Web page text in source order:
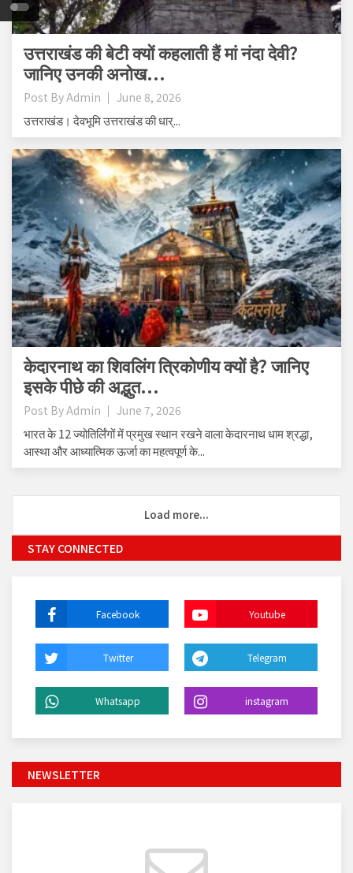
उत्तराखंड की बेटी क्यों कहलाती हैं मां नंदा देवी?
जानिए उनकी अनोख...
Post ByAdmin June 8, 2026
उत्तराखंड। देवभूमि उत्तराखंड की धार्...
केदारनाथ का शिवलिंग त्रिकोणीय क्यों है? जानिए
इसके पीछे की अद्भुत...
Post ByAdmin June 7, 2026
भारत के 12 ज्योतिर्लिंगों में प्रमुख स्थान रखने वाला केदारनाथ धाम श्रद्धा,
आस्था और आध्यात्मिक ऊर्जा का महत्वपूर्ण के...
Load more...
STAY CONNECTED
Facebook Youtube
Twitter Telegram
Whatsapp instagram
NEWSLETTER